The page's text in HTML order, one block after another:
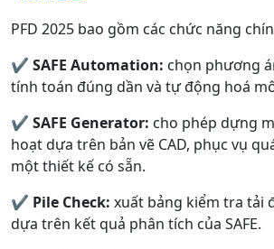
PFD 2025 bao gồm các chức năng
✔️ SAFE Automation: chọn phương
tính toán đúng dần và tự động hoá mô
✔️ SAFE Generator: cho phép dựng
hoạt dựa trên bản vẽ CAD, phục vụ
một thiết kế có sẵn.
✔️ Pile Check: xuất bảng kiểm tra tải
dựa trên kết quả phân tích của SAFE.